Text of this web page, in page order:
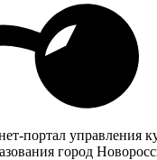
портал управления
город